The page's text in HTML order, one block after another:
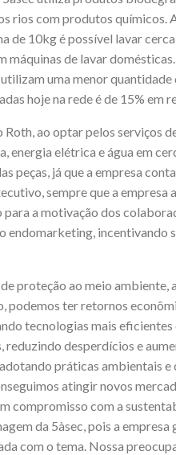
rios com produtos químicos.
de 10kg é possível lavar
máquinas de lavar
uma menor quantidade
hoje na rede é de 15%
Roth, ao optar pelos serviços
energia elétrica e água em
peças, já que a empresa
sempre que a
a motivação dos
incentivando
proteção ao meio
podemos ter retornos
tecnologias mais
reduzindo desperdícios e
práticas ambientais
atingir novos
compromisso com a
da 5àsec, pois a
com o tema. Nossa